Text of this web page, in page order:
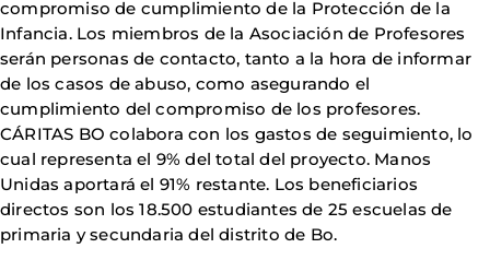
compromiso de cumplimiento de la Protección de la
Infancia. Los miembros de la Asociación de Profesores
serán personas de contacto, tanto a la hora de informar
de los casos de abuso, como asegurando el
cumplimiento del compromiso de los profesores.
CÁRITAS BO colabora con los gastos de seguimiento, lo
cual representa el 9% del total del proyecto. Manos
Unidas aportará el 91% restante. Los beneficiarios
directos son los 18.500 estudiantes de 25 escuelas de
primaria y secundaria del distrito de Bo.